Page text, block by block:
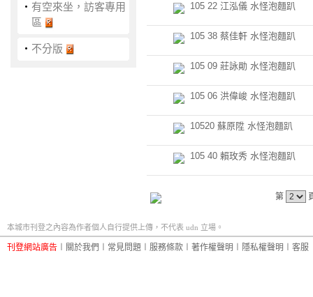
‧ 有空來坐，訪客專用
區
‧ 不分版
105 22 江泓儀 水怪泡麵趴
105 38 蔡佳軒 水怪泡麵趴
105 09 莊詠勛 水怪泡麵趴
105 06 洪偉峻 水怪泡麵趴
10520 蘇原陞 水怪泡麵趴
105 40 賴玫秀 水怪泡麵趴
第
本城市刊登之內容為作者個人自行提供上傳，不代表 udn 立場。
刊登網站廣告 關於我們 常見問題 服務條款 著作權聲明 隱私權聲明 客服